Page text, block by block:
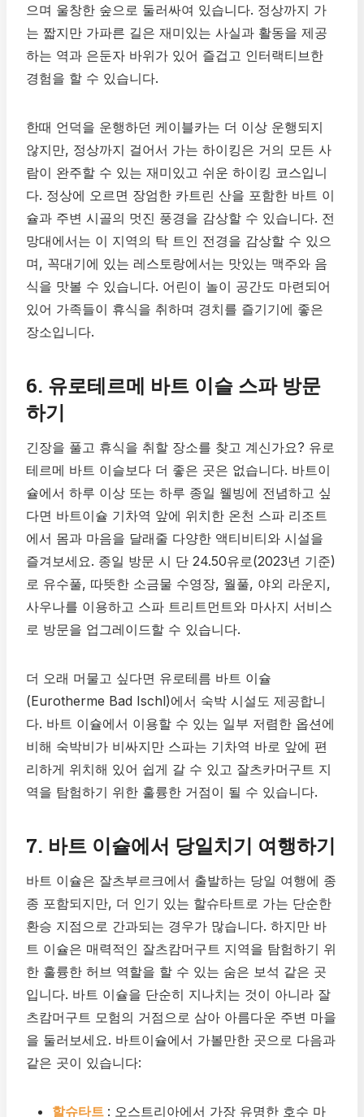
으며 울창한 숲으로 둘러싸여 있습니다. 정상까지 가
는 짧지만 가파른 길은 재미있는 사실과 활동을 제공
하는 역과 은둔자 바위가 있어 즐겁고 인터랙티브한
경험을 할 수 있습니다.
한때 언덕을 운행하던 케이블카는 더 이상 운행되지
않지만, 정상까지 걸어서 가는 하이킹은 거의 모든 사
람이 완주할 수 있는 재미있고 쉬운 하이킹 코스입니
다. 정상에 오르면 장엄한 카트린 산을 포함한 바트 이
슐과 주변 시골의 멋진 풍경을 감상할 수 있습니다. 전
망대에서는 이 지역의 탁 트인 전경을 감상할 수 있으
며, 꼭대기에 있는 레스토랑에서는 맛있는 맥주와 음
식을 맛볼 수 있습니다. 어린이 놀이 공간도 마련되어
있어 가족들이 휴식을 취하며 경치를 즐기기에 좋은
장소입니다.
6. 유로테르메 바트 이슬 스파 방문
하기
긴장을 풀고 휴식을 취할 장소를 찾고 계신가요? 유로
테르메 바트 이슬보다 더 좋은 곳은 없습니다. 바트이
슐에서 하루 이상 또는 하루 종일 웰빙에 전념하고 싶
다면 바트이슐 기차역 앞에 위치한 온천 스파 리조트
에서 몸과 마음을 달래줄 다양한 액티비티와 시설을
즐겨보세요. 종일 방문 시 단 24.50유로(2023년 기준)
로 유수풀, 따뜻한 소금물 수영장, 월풀, 야외 라운지,
사우나를 이용하고 스파 트리트먼트와 마사지 서비스
로 방문을 업그레이드할 수 있습니다.
더 오래 머물고 싶다면 유로테름 바트 이슐
(Eurotherme Bad Ischl)에서 숙박 시설도 제공합니
다. 바트 이슐에서 이용할 수 있는 일부 저렴한 옵션에
비해 숙박비가 비싸지만 스파는 기차역 바로 앞에 편
리하게 위치해 있어 쉽게 갈 수 있고 잘츠카머구트 지
역을 탐험하기 위한 훌륭한 거점이 될 수 있습니다.
7. 바트 이슐에서 당일치기 여행하기
바트 이슐은 잘츠부르크에서 출발하는 당일 여행에 종
종 포함되지만, 더 인기 있는 할슈타트로 가는 단순한
환승 지점으로 간과되는 경우가 많습니다. 하지만 바
트 이슐은 매력적인 잘츠캄머구트 지역을 탐험하기 위
한 훌륭한 허브 역할을 할 수 있는 숨은 보석 같은 곳
입니다. 바트 이슐을 단순히 지나치는 것이 아니라 잘
츠캄머구트 모험의 거점으로 삼아 아름다운 주변 마을
을 둘러보세요. 바트이슐에서 가볼만한 곳으로 다음과
같은 곳이 있습니다:
할슈타트 : 오스트리아에서 가장 유명한 호수 마